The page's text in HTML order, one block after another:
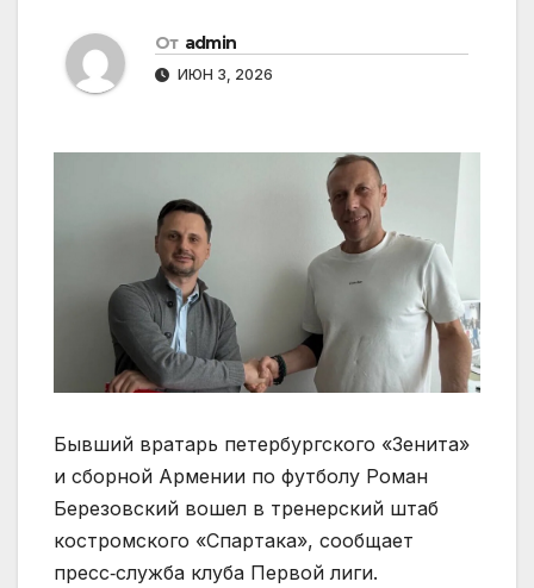
От admin
ИЮН 3, 2026
Бывший вратарь петербургского «Зенита»
и сборной Армении по футболу Роман
Березовский вошел в тренерский штаб
костромского «Спартака», сообщает
пресс‑служба клуба Первой лиги.